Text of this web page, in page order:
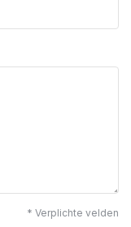
* Verplichte velden